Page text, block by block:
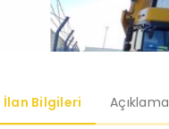
İlan Bilgileri Açıklama